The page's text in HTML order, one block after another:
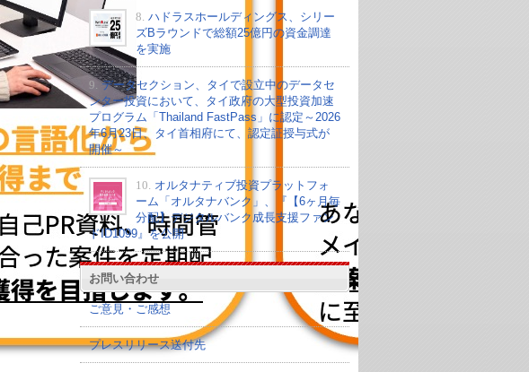
8. ハドラスホールディングス、シリー
ズBラウンドで総額25億円の資金調達
を実施
9. データセクション、タイで設立中のデータセ
ンター投資において、タイ政府の大型投資加速
プログラム「Thailand FastPass」に認定～2026
年6月23日、タイ首相府にて、認定証授与式が
開催～
10. オルタナティブ投資プラットフォ
ーム「オルタナバンク」、『【6ヶ月毎
分配】デジタルバンク成長支援ファン
ドID1099』を公開
お問い合わせ
ご意見・ご感想
プレスリリース送付先